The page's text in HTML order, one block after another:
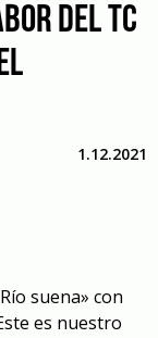
DEL TC
1.12.2021
suena» con
es nuestro